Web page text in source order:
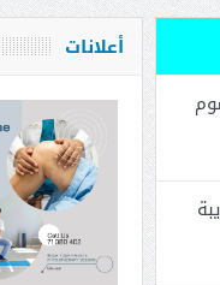
أعلانات